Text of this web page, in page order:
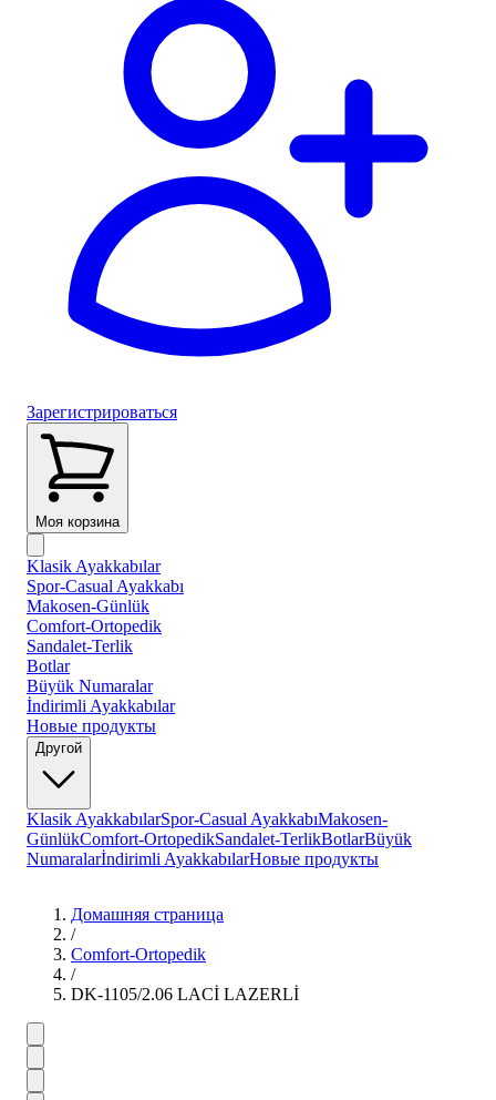
Зарегистрироваться
Моя корзина
Klasik Ayakkabılar
Spor-Casual Ayakkabı
Makosen-Günlük
Comfort-Ortopedik
Sandalet-Terlik
Botlar
Büyük Numaralar
İndirimli Ayakkabılar
Новые продукты
Другой
Klasik AyakkabılarSpor-Casual AyakkabıMakosen-
GünlükComfort-OrtopedikSandalet-TerlikBotlarBüyük
Numaralarİndirimli AyakkabılarНовые продукты
Домашняя страница
/
Comfort-Ortopedik
/
DK-1105/2.06 LACİ LAZERLİ